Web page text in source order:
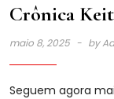
Crônica
maio 8, 2025 by
Seguem agora